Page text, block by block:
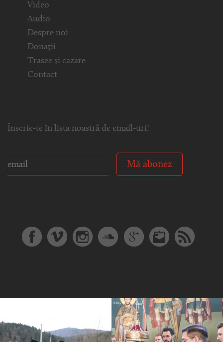
Video
Audio
Despre noi
Donații
Trasee și cazare
Contact
Înscrie-te în lista noastră de email-uri!
Mă abonez